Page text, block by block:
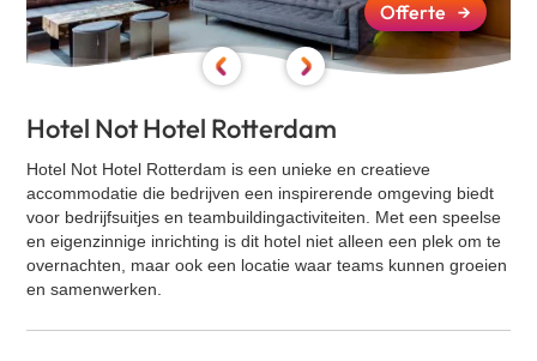
Schilder workshop
Kwal aan Tafel
Quiz - Ik hou van Holland
De Alleskunner XL
Quiz - Winter / Kerst
Klassieke Bingo
Street art workshop
VR Escape Room - La Casa de Dinero
Impressie
Blog
Contact
Hotel Not Hotel Rotterdam
Hotel Not Hotel Rotterdam is een unieke en creatieve
accommodatie die bedrijven een inspirerende omgeving biedt
voor bedrijfsuitjes en teambuildingactiviteiten. Met een speelse
en eigenzinnige inrichting is dit hotel niet alleen een plek om te
overnachten, maar ook een locatie waar teams kunnen groeien
en samenwerken.
Offerte →